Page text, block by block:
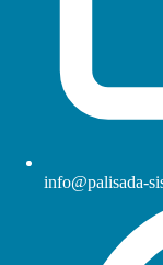
info@palisada-